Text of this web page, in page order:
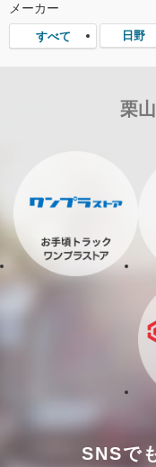
メーカー
すべて 日野
栗
SNSで